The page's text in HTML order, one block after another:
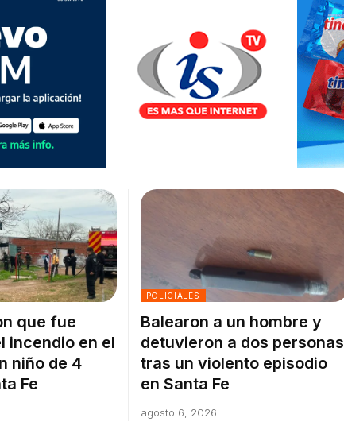
que fue
incendio en el
niño de 4
Fe
POLICIALES
Balearon a un hombre y
detuvieron a dos personas
tras un violento episodio
en Santa Fe
agosto 6, 2026